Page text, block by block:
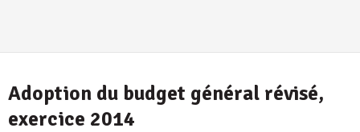
Adoption du budget général révisé,
exercice 2014